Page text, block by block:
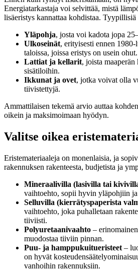
Energiatarkastaja voi selvittää, mistä
lisäeristys kannattaa kohdistaa.
Yläpohja, josta voi kadota jopa
Ulkoseinät, erityisesti ennen 1980-
taloissa, joissa eristys on usein ohut.
Lattiat ja kellarit, joista
sisätiloihin.
Ikkunat ja ovet, jotka voivat olla
tiivistettyjä.
Ammattilaisen tekemä arvio auttaa
oikein ja maksimoimaan hyödyn.
Valitse oikea
Eristemateriaaleja on monenlaisia, ja
rakennuksen rakenteesta, budjetista ja
Mineraalivilla (lasivilla tai
vaihtoehto, sopii hyvin yläpohjiin
Selluvilla (kierrätyspaperista
vaihtoehto, joka puhalletaan
tiiviisti.
Polyuretaanivaahto –
muodostaa tiiviin pinnan.
Puu- ja hamppukuitueristeet –
on hyvät
vanhoihin rakennuksiin.